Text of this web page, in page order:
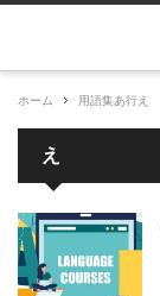
ホーム 用語集あ行え
え